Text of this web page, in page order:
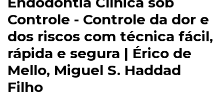
Controle - Controle da dor e
dos riscos com técnica fácil,
rápida e segura | Érico de
Mello, Miguel S. Haddad
Filho